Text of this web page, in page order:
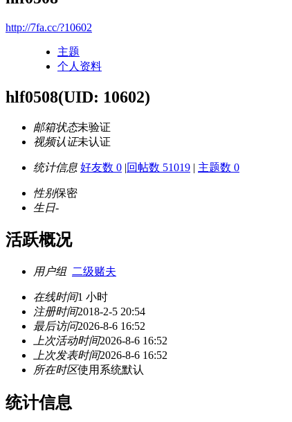
http://7fa.cc/?10602
主题
个人资料
hlf0508(UID: 10602)
邮箱状态未验证
视频认证未认证
统计信息 好友数 0 |回帖数 51019 | 主题数 0
性别保密
生日-
活跃概况
用户组 二级赌夫
在线时间1 小时
注册时间2018-2-5 20:54
最后访问2026-8-6 16:52
上次活动时间2026-8-6 16:52
上次发表时间2026-8-6 16:52
所在时区使用系统默认
统计信息